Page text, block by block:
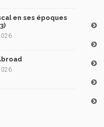
en ses époques